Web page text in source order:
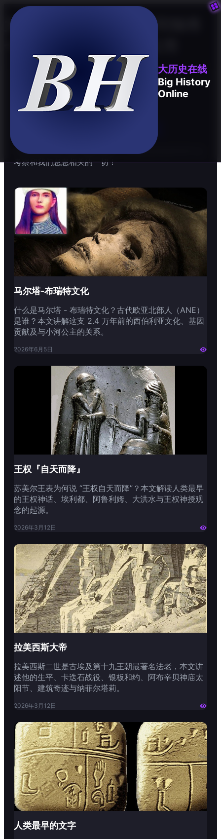
大历史在线: 一个用时间轴将
大历史在线
Big History
Online
时间和空间是万事万物的纽带，大历史尝试在时空中去
考察和我们息息相关的一切！
马尔塔-布瑞特文化
什么是马尔塔 - 布瑞特文化？古代欧亚北部人（ANE）
是谁？本文讲解这支 2.4 万年前的西伯利亚文化、基因
贡献及与小河公主的关系。
2026年6月5日 
王权『自天而降』
苏美尔王表为何说 “王权自天而降”？本文解读人类最早
的王权神话、埃利都、阿鲁利姆、大洪水与王权神授观
念的起源。
2026年3月12日 
拉美西斯大帝
拉美西斯二世是古埃及第十九王朝最著名法老，本文讲
述他的生平、卡迭石战役、银板和约、阿布辛贝神庙太
阳节、建筑奇迹与纳菲尔塔莉。
2026年3月12日 
人类最早的文字
